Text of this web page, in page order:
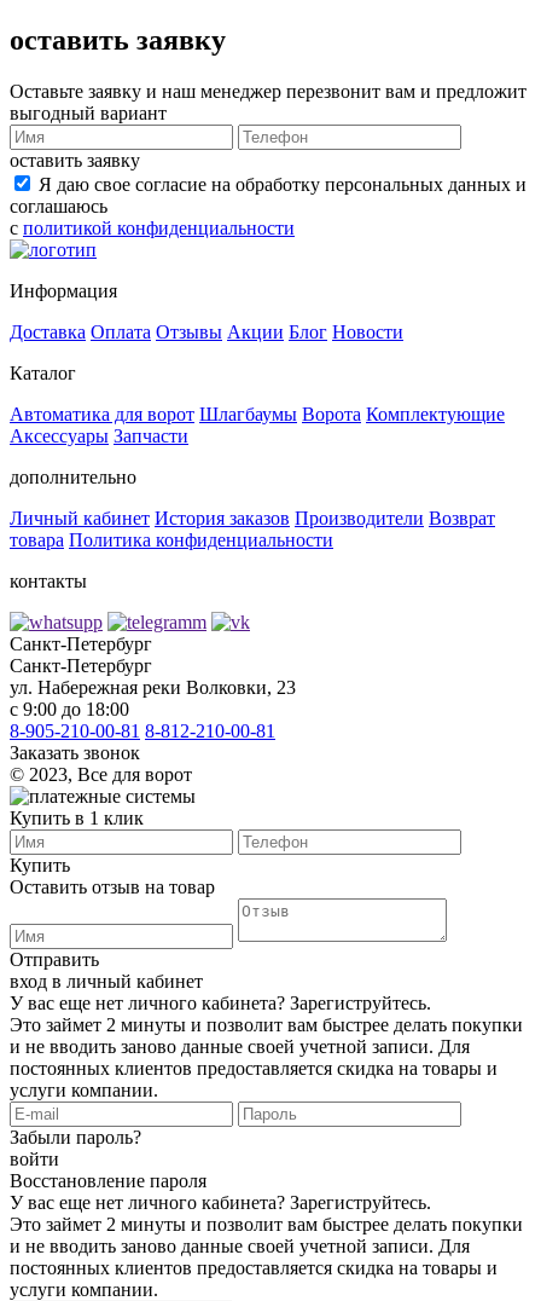
оставить заявку
Оставьте заявку и наш менеджер перезвонит вам и предложит
выгодный вариант
оставить заявку
Я даю свое согласие на обработку персональных данных и
соглашаюсь
с политикой конфиденциальности
Информация
Доставка Оплата Отзывы Акции Блог Новости
Каталог
Автоматика для ворот Шлагбаумы Ворота Комплектующие
Аксессуары Запчасти
дополнительно
Личный кабинет История заказов Производители Возврат
товара Политика конфиденциальности
контакты
Санкт-Петербург
Санкт-Петербург
ул. Набережная реки Волковки, 23
с 9:00 до 18:00
8-905-210-00-81 8-812-210-00-81
Заказать звонок
©️ 2023, Все для ворот
Купить в 1 клик
Купить
Оставить отзыв на товар
Отправить
вход в личный кабинет
У вас еще нет личного кабинета? Зарегиструйтесь.
Это займет 2 минуты и позволит вам быстрее делать покупки
и не вводить заново данные своей учетной записи. Для
постоянных клиентов предоставляется скидка на товары и
услуги компании.
Забыли пароль?
войти
Восстановление пароля
У вас еще нет личного кабинета? Зарегиструйтесь.
Это займет 2 минуты и позволит вам быстрее делать покупки
и не вводить заново данные своей учетной записи. Для
постоянных клиентов предоставляется скидка на товары и
услуги компании.